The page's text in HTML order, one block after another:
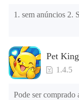
1. sem anúncios 2.
Pet
1.4.5
Pode ser